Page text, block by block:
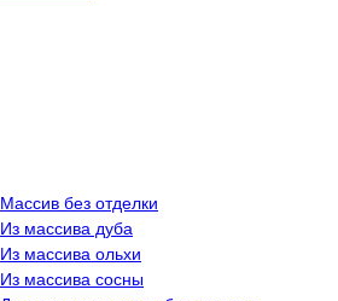
Массив без отделки
Из массива дуба
Из массива ольхи
Из массива сосны